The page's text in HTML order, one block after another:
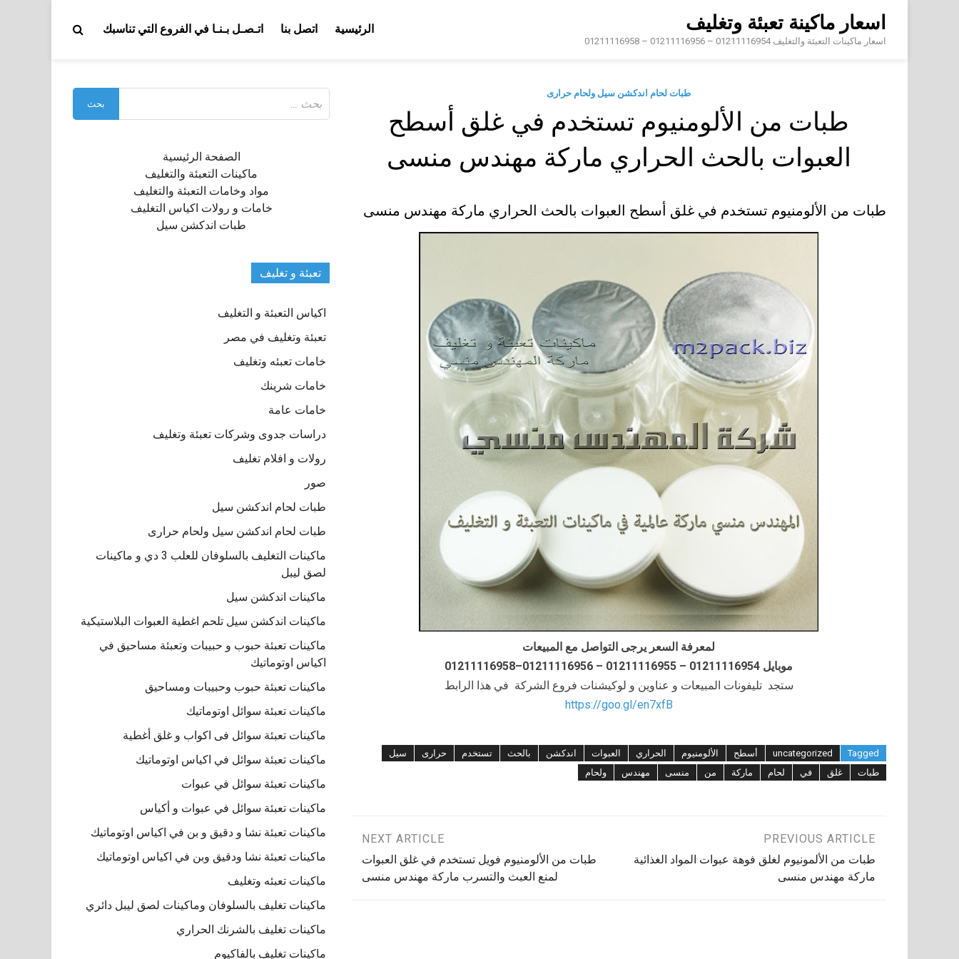
content
اسعار ماكينة تعبئة وتغليف
اسعار ماكينات التعبئة والتغليف 01211116954 – 01211116956 – 01211116958
الرئيسية اتصل بنا اتـصـل بـنـا في الفروع التي تناسبك
طبات لحام اندكشن سيل ولحام حرارى
طبات من الألومنيوم تستخدم في غلق أسطح
العبوات بالحث الحراري ماركة مهندس منسى
طبات من الألومنيوم تستخدم في غلق أسطح العبوات بالحث الحراري ماركة مهندس منسى
لمعرفة السعر يرجى التواصل مع المبيعات
موبايل 01211116954 – 01211116955 – 01211116956–01211116958
ستجد تليفونات المبيعات و عناوين و لوكيشنات فروع الشركة في هذا الرابط
https://goo.gl/en7xfB
Tagged
uncategorized أسطح الألومنيوم الحراري العبوات اندكشن بالحث تستخدم حرارى
سيل
طبات
غلق في لحام ماركة من منسى مهندس ولحام
تصفّح
المقالات
PREVIOUS ARTICLE
طبات من الألمونيوم لغلق فوهة عبوات المواد الغذائية
ماركة مهندس منسى
NEXT ARTICLE
طبات من الألومنيوم فويل تستخدم في غلق العبوات
لمنع العبث والتسرب ماركة مهندس منسى
عن:
الصفحة الرئيسية
ماكينات التعبئة والتغليف
مواد وخامات التعبئة والتغليف
خامات و رولات اكياس التغليف
طبات اندكشن سيل
تعبئة و تغليف
اكياس التعبئة و التغليف
تعبئة وتغليف في مصر
خامات تعبئه وتغليف
خامات شرينك
خامات عامة
دراسات جدوى وشركات تعبئة وتغليف
رولات و افلام تغليف
صور
طبات لحام اندكشن سيل
طبات لحام اندكشن سيل ولحام حرارى
ماكينات التغليف بالسلوفان للعلب 3 دي و ماكينات
لصق ليبل
ماكينات اندكشن سيل
ماكينات اندكشن سيل تلحم اغطية العبوات البلاستيكية
ماكينات تعبئة حبوب و حبيبات وتعبئة مساحيق في
اكياس اوتوماتيك
ماكينات تعبئة حبوب وحبيبات ومساحيق
ماكينات تعبئة سوائل اوتوماتيك
ماكينات تعبئة سوائل فى اكواب و غلق أغطية
ماكينات تعبئة سوائل في اكياس اوتوماتيك
ماكينات تعبئة سوائل في عبوات
ماكينات تعبئة سوائل في عبوات و أكياس
ماكينات تعبئة نشا و دقيق و بن في اكياس اوتوماتيك
ماكينات تعبئة نشا ودقيق وبن في اكياس اوتوماتيك
ماكينات تعبئه وتغليف
ماكينات تغليف بالسلوفان وماكينات لصق ليبل دائري
ماكينات تغليف بالشرنك الحراري
ماكينات تغليف بالفاكيوم